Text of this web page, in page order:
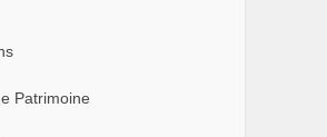
Patrimoine